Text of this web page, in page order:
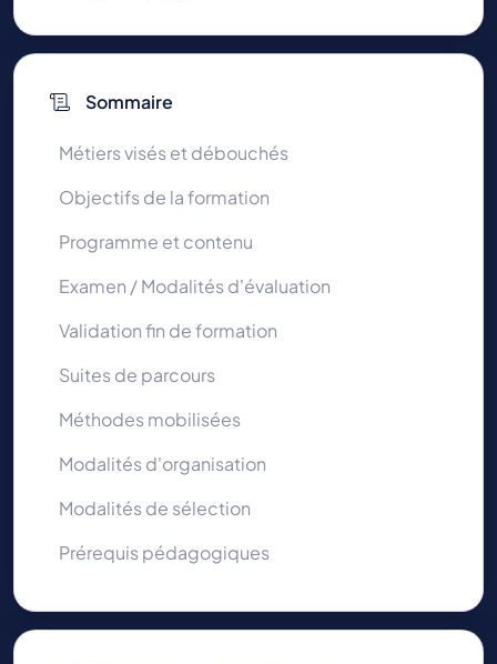
Sommaire
Métiers visés et débouchés
Objectifs de la formation
Programme et contenu
Examen / Modalités d'évaluation
Validation fin de formation
Suites de parcours
Méthodes mobilisées
Modalités d'organisation
Modalités de sélection
Prérequis pédagogiques